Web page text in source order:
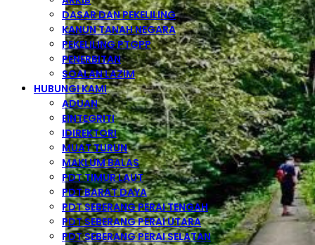
DASAR DAN PEKELILING
KANUN TANAH NEGARA
PEKELILING PTGPP
PENERBITAN
SOALAN LAZIM
HUBUNGI KAMI
ADUAN
EINTEGRITI
IDIREKTORI
MUAT TURUN
MAKLUM BALAS
PDT TIMUR LAUT
PDT BARAT DAYA
PDT SEBERANG PERAI TENGAH
PDT SEBERANG PERAI UTARA
PDT SEBERANG PERAI SELATAN